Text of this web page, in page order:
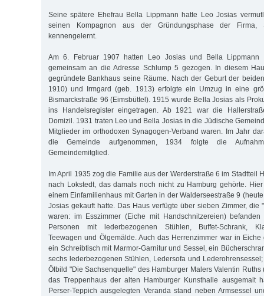
Seine spätere Ehefrau Bella Lippmann hatte Leo Josias
seinen Kompagnon aus der Gründungsphase der Firma,
kennengelernt.
Am 6. Februar 1907 hatten Leo Josias und Bella Lippmann
gemeinsam an die Adresse Schlump 5 gezogen. In diesem
gegründete Bankhaus seine Räume. Nach der Geburt der
1910) und Irmgard (geb. 1913) erfolgte ein Umzug in eine
Bismarckstraße 96 (Eimsbüttel). 1915 wurde Bella Josias als
ins Handelsregister eingetragen. Ab 1921 war die
Domizil. 1931 traten Leo und Bella Josias in die Jüdische
Mitglieder im orthodoxen Synagogen-Verband waren. Im Jahr
die Gemeinde aufgenommen, 1934 folgte die
Gemeindemitglied.
Im April 1935 zog die Familie aus der Werderstraße 6 im Stadtteil
nach Lokstedt, das damals noch nicht zu Hamburg gehörte.
einem Einfamilienhaus mit Garten in der Walderseestraße 9
Josias gekauft hatte. Das Haus verfügte über sieben Zimmer, die
waren: im Esszimmer (Eiche mit Handschnitzereien)
Personen mit lederbezogenen Stühlen, Buffet-Schrank,
Teewagen und Ölgemälde. Auch das Herrenzimmer war in
ein Schreibtisch mit Marmor-Garnitur und Sessel, ein
sechs lederbezogenen Stühlen, Ledersofa und
Ölbild "Die Sachsenquelle" des Hamburger Malers Valentin
das Treppenhaus der alten Hamburger Kunsthalle ausgemalt
Perser-Teppich ausgelegten Veranda stand neben Armsessel